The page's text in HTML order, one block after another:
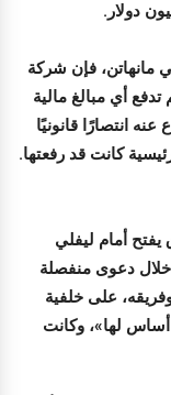
مانهاتن، فإن شركة
تدفع أي مبالغ مالية
انتصارًا قانونيًا
كانت قد رفعتها.
يفتح أمام ليفلي
دعوى منفصلة
على خلفية
أساس لها»، وكانت